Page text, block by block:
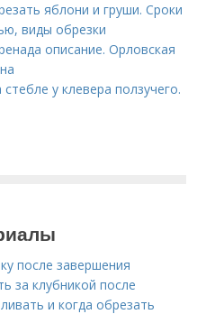
яблони и груши. Сроки
виды обрезки
описание. Орловская
у клевера ползучего.
после завершения
за клубникой после
и когда обрезать